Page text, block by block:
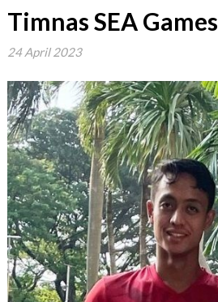
Timnas SEA Games
24 April 2023